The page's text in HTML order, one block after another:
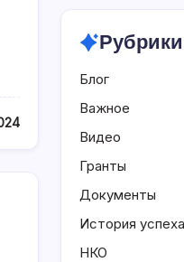
Рубрики
Блог
Важное
Видео
Гранты
Документы
История успеха
НКО